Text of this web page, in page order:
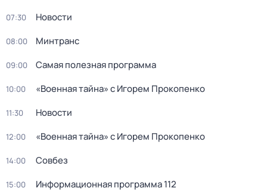
07:30 Новости
08:00 Минтранс
09:00 Самая полезная программа
10:00 «Военная тайна» с Игорем Прокопенко
11:30 Новости
12:00 «Военная тайна» с Игорем Прокопенко
14:00 Совбез
15:00 Информационная программа 112